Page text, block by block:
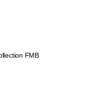
FMB